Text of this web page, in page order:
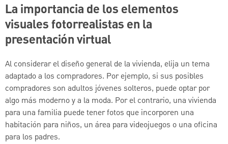
La importancia de los elementos
visuales fotorrealistas en la
presentación virtual
Al considerar el diseño general de la vivienda, elija un tema
adaptado a los compradores. Por ejemplo, si sus posibles
compradores son adultos jóvenes solteros, puede optar por
algo más moderno y a la moda. Por el contrario, una vivienda
para una familia puede tener fotos que incorporen una
habitación para niños, un área para videojuegos o una oficina
para los padres.